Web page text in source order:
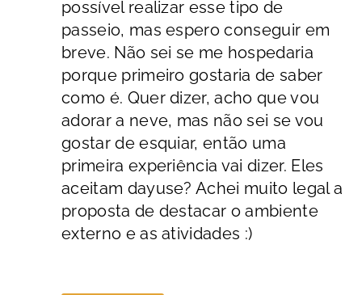
possível realizar esse tipo de
passeio, mas espero conseguir em
breve. Não sei se me hospedaria
porque primeiro gostaria de saber
como é. Quer dizer, acho que vou
adorar a neve, mas não sei se vou
gostar de esquiar, então uma
primeira experiência vai dizer. Eles
aceitam dayuse? Achei muito legal a
proposta de destacar o ambiente
externo e as atividades :)